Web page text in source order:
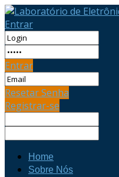
Entrar
Entrar
Resetar Senha
Registrar-se
Home
Sobre Nós